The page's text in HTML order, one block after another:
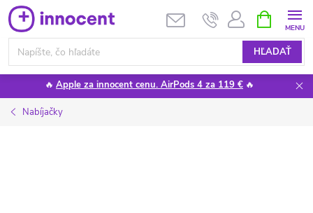
Prejsť
na
obsah
HĽADAŤ
KOŠÍK
🔥 Apple za innocent cenu. AirPods 4 za 119 € 🔥
Nabíjačky